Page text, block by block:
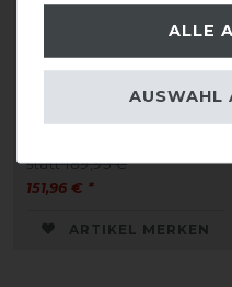
Reithose Damen
statt 189,95 €
151,96 € *
ARTIKEL MERKEN
ALLE
AUSWAHL